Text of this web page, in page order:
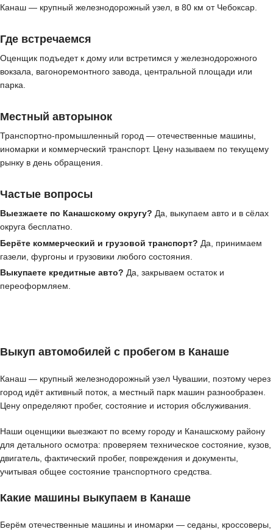
Канаш — крупный железнодорожный узел, в 80 км от Чебоксар.
Где встречаемся
Оценщик подъедет к дому или встретимся у железнодорожного
вокзала, вагоноремонтного завода, центральной площади или
парка.
Местный авторынок
Транспортно-промышленный город — отечественные машины,
иномарки и коммерческий транспорт. Цену называем по текущему
рынку в день обращения.
Частые вопросы
Выезжаете по Канашскому округу? Да, выкупаем авто и в сёлах
округа бесплатно.
Берёте коммерческий и грузовой транспорт? Да, принимаем
газели, фургоны и грузовики любого состояния.
Выкупаете кредитные авто? Да, закрываем остаток и
переоформляем.
Выкуп автомобилей с пробегом в Канаше
Канаш — крупный железнодорожный узел Чувашии, поэтому через
город идёт активный поток, а местный парк машин разнообразен.
Цену определяют пробег, состояние и история обслуживания.
Наши оценщики выезжают по всему городу и Канашскому району
для детального осмотра: проверяем техническое состояние, кузов,
двигатель, фактический пробег, повреждения и документы,
учитывая общее состояние транспортного средства.
Какие машины выкупаем в Канаше
Берём отечественные машины и иномарки — седаны, кроссоверы,